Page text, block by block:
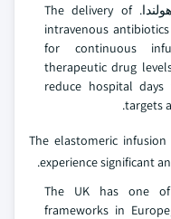
في المملكة المتحدة وألمانيا وهولندا. The delivery of
intravenous
for continuous
therapeutic drug
reduce hospital
targets
The elastomeric
experience significant
The UK has one of
frameworks in